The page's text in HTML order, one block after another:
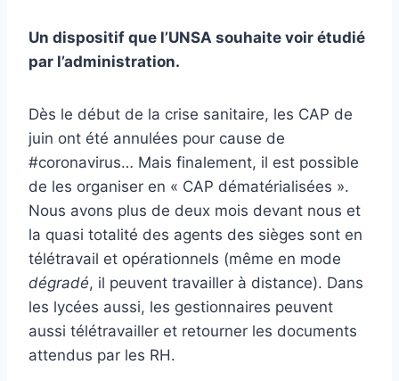
Un dispositif que l’UNSA souhaite voir étudié
par l’administration.
Dès le début de la crise sanitaire, les CAP de
juin ont été annulées pour cause de
#coronavirus… Mais finalement, il est possible
de les organiser en « CAP dématérialisées ».
Nous avons plus de deux mois devant nous et
la quasi totalité des agents des sièges sont en
télétravail et opérationnels (même en mode
dégradé, il peuvent travailler à distance). Dans
les lycées aussi, les gestionnaires peuvent
aussi télétravailler et retourner les documents
attendus par les RH.